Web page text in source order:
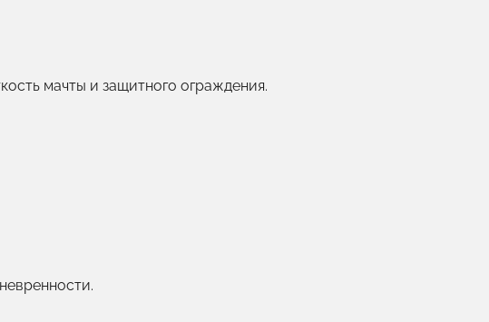
мачты и защитного ограждения.